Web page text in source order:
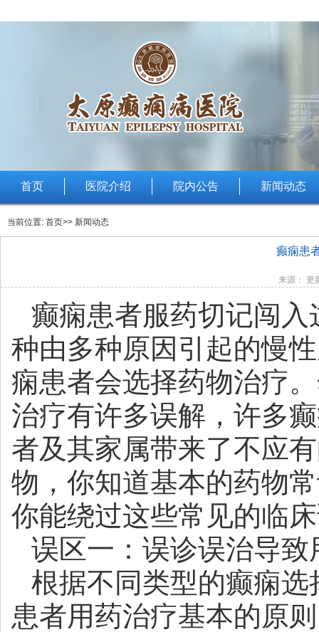
首页 医院介绍 院内公告 新闻动态
当前位置: 首页>> 新闻动态
癫痫患
来源：
癫痫患者服药切记闯
种由多种原因引起的慢
痫患者会选择药物治疗
治疗有许多误解，许多
者及其家属带来了不应
物，你知道基本的药物
你能绕过这些常见的临
误区一：误诊误治导致
根据不同类型的癫痫
患者用药治疗基本的原